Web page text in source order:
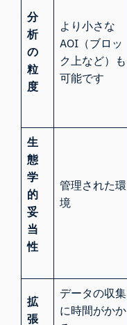
分
析
の
粒
度
より小さな
AOI（ブロッ
ク上など）も
可能です
生
態
学
的
妥
当
性
管理された環
境
拡
張
データの収集
に時間がかか